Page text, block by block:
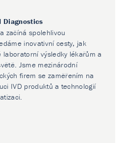
Diagnostics
začíná spolehlivou
inovativní cesty, jak
výsledky lékařům a
Jsme mezinárodní
firem se zaměřením na
IVD produktů a technologií